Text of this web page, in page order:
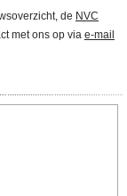
de NVC
met ons op via e-mail